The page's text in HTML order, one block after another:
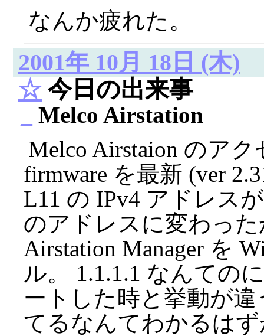
なんか疲れた。
2001年 10月 18日 (木)
☆今日の出来事
Melco Airstation
Melco Airstaion のア
firmware を最新 (ver
L11 の IPv4 アドレス
のアドレスに変わっ
Airstation Manager を
ル。 1.1.1.1 なんての
ートした時と挙動が
てるなんてわかるは